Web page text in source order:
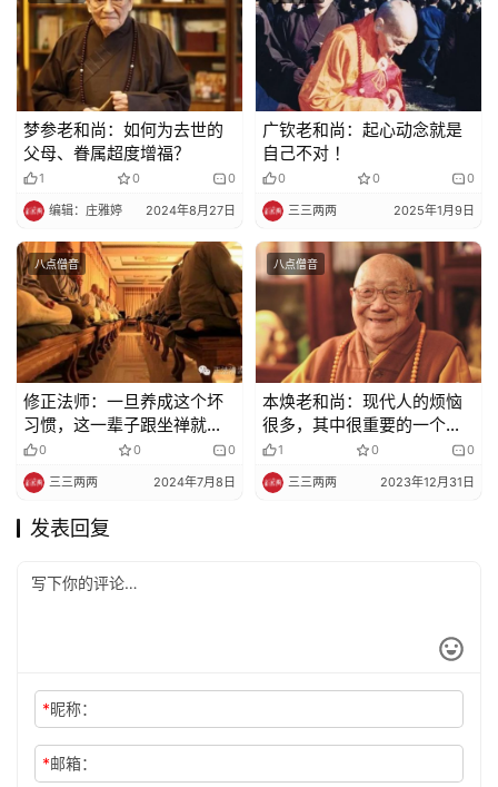
梦参老和尚：如何为去世的
父母、眷属超度增福？
1 0 0
编辑：庄雅婷 2024年8月27日
广钦老和尚：起心动念就是
自己不对 ！
0 0 0
三三两两 2025年1月9日
八点僧音
修正法师：一旦养成这个坏
习惯，这一辈子跟坐禅就没
有缘分了
0 0 0
三三两两 2024年7月8日
八点僧音
本焕老和尚：现代人的烦恼
很多，其中很重要的一个原
因就是无休止的攀比造成的
1 0 0
三三两两 2023年12月31日
发表回复
*昵称：
*邮箱：